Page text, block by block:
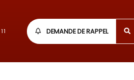
DEMANDE DE RAPPEL